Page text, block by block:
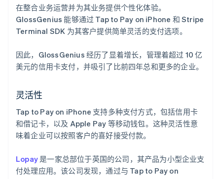
在整合业务运营并为其业务提供个性化体验。
GlossGenius 能够通过 Tap to Pay on iPhone 和 Stripe
Terminal SDK 为其客户提供简单灵活的支付选项。
因此，GlossGenius 经历了显着增长，管理着超过 10 亿
美元的信用卡支付，并吸引了比前四年总和更多的企业。
灵活性
Tap to Pay on iPhone 支持多种支付方式，包括信用卡
和借记卡，以及 Apple Pay 等移动钱包。这种灵活性意
味着企业可以按照客户的喜好接受付款。
Lopay 是一家总部位于英国的公司，其产品为小型企业支
付处理应用。该公司发现，通过与 Tap to Pay on
爱尔兰
English
奥地利
澳大利亚
English
巴西
保加利亚
English
比利时